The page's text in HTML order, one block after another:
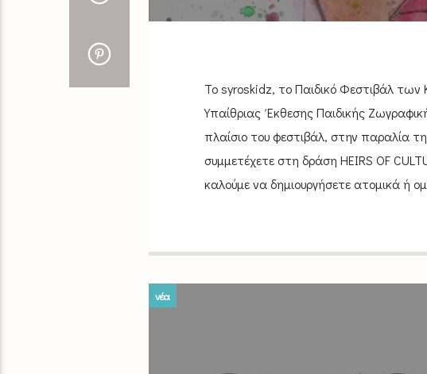
Το syroskidz, το Παιδικό Φεστιβάλ
Υπαίθριας Έκθεσης Παιδικής
πλαίσιο του φεστιβάλ, στην παραλία
συμμετέχετε στη δράση HEIRS OF
καλούμε να δημιουργήσετε ατομικά ή
νέα